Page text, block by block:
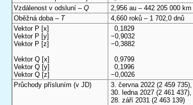
Vzdálenost v odsluní – Q
2,956 au – 442 205 000 km
Oběžná doba – T
4,660 roků – 1 702,0 dnů
Vektor P [x]
Vektor P [y]
Vektor P [z]
Vektor Q [x]
Vektor Q [y]
Vektor Q [z]
0,1829
−0,9032
−0,3882
0,9799
0,1996
−0,0026
Průchody přísluním (v JD) 3. června 2022 (2 459 735),
30. ledna 2027 (2 461 437),
28. září 2031 (2 463 139)